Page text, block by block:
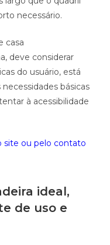
necessário.
casa
deve considerar
do usuário, está
básicas
à acessibilidade
site ou pelo contato
ideal,
de uso e